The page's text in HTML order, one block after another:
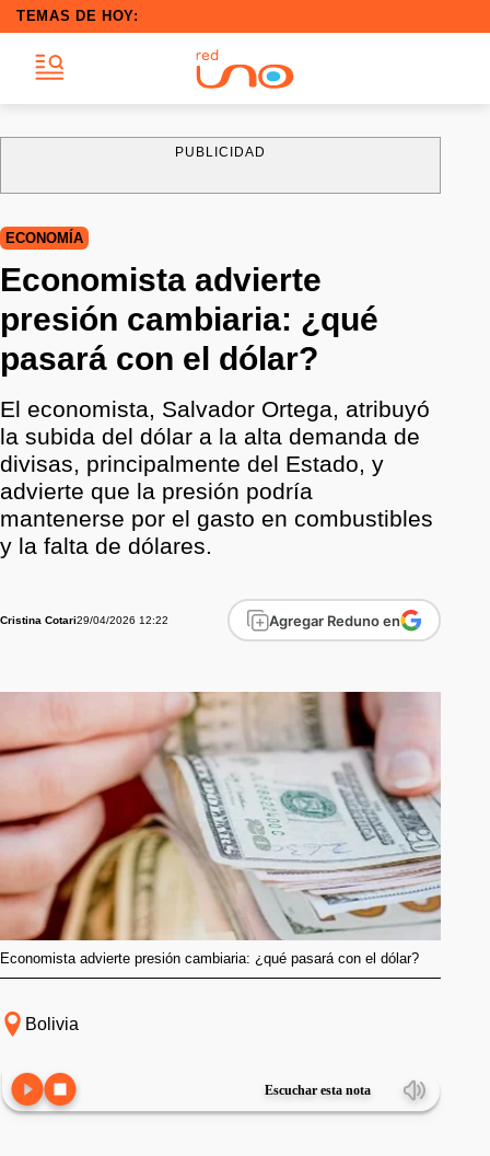
TEMAS DE HOY:
PUBLICIDAD
ECONOMÍA
Economista advierte
presión cambiaria: ¿qué
pasará con el dólar?
El economista, Salvador Ortega, atribuyó
la subida del dólar a la alta demanda de
divisas, principalmente del Estado, y
advierte que la presión podría
mantenerse por el gasto en combustibles
y la falta de dólares.
Cristina Cotari29/04/2026 12:22 Agregar Reduno en
Economista advierte presión cambiaria: ¿qué pasará con el dólar?
Bolivia
Escuchar esta nota